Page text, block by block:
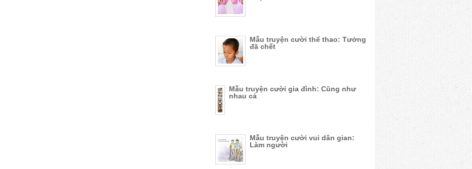
Mẫu truyện cười thể thao: Tưởng
đã chết
Mẫu truyện cười gia đình: Cũng như
nhau cả
Mẫu truyện cười vui dân gian:
Làm người